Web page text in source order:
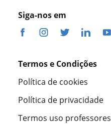
Siga-nos em
Termos e Condições
Política de cookies
Política de privacidade
Termos uso professores